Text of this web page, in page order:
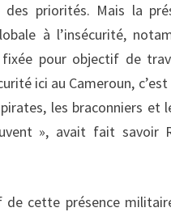
priorités. Mais la
à l’insécurité,
fixée pour objectif de
ici au Cameroun,
les braconniers
», avait fait savoir
cette présence